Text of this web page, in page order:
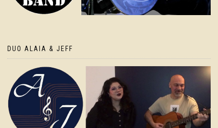
DUO ALAIA & JEFF